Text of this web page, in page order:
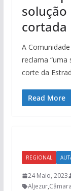
cortada
A
reclama “uma
corte da
Read More
REGIONAL
24 Maio, 2023
Aljezur,